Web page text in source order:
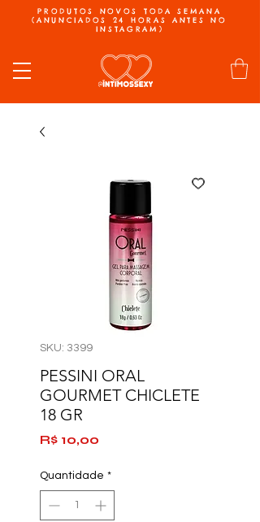
PRODUTOS NOVOS TODA SEMANA
(ANUNCIADOS 24 HORAS ANTES NO
INSTAGRAM)
SKU: 3399
PESSINI ORAL
GOURMET CHICLETE
18 GR
R$ 10,00
Quantidade *